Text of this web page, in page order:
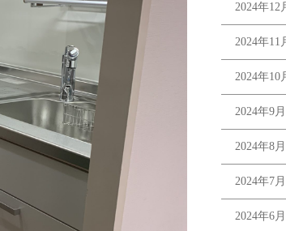
2024年12
2024年11
2024年10
2024年9月
2024年8月
2024年7月
2024年6月